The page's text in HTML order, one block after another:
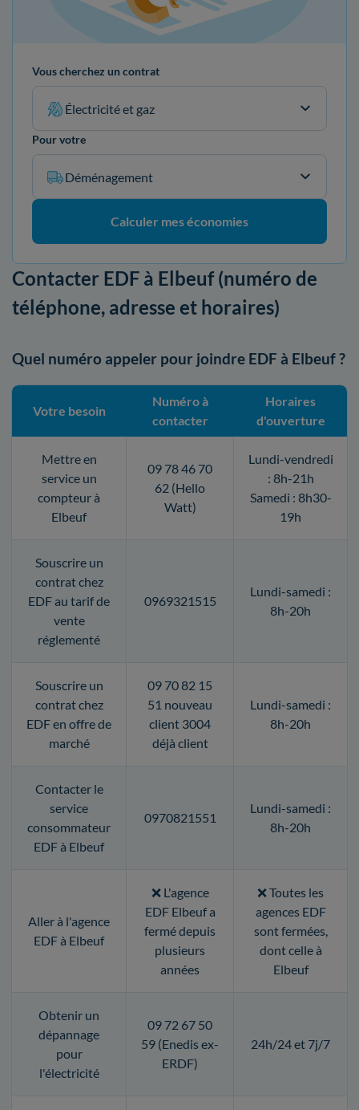
Vous cherchez un contrat
Électricité et gaz
Pour votre
Déménagement
Calculer mes économies
Contacter EDF à Elbeuf (numéro de
téléphone, adresse et horaires)
Quel numéro appeler pour joindre EDF à Elbeuf ?
Votre besoin
Numéro à
contacter
Horaires
d'ouverture
Mettre en
service un
compteur à
Elbeuf
09 78 46 70
62 (Hello
Watt)
Lundi-vendredi
: 8h-21h
Samedi : 8h30-
19h
Souscrire un
contrat chez
EDF au tarif de
vente
réglementé
0969321515
Lundi-samedi :
8h-20h
Souscrire un
contrat chez
EDF en offre de
marché
09 70 82 15
51 nouveau
client 3004
déjà client
Lundi-samedi :
8h-20h
Contacter le
service
consommateur
EDF à Elbeuf
0970821551
Lundi-samedi :
8h-20h
Aller à l'agence
EDF à Elbeuf
❌ L'agence
EDF Elbeuf a
fermé depuis
plusieurs
années
❌ Toutes les
agences EDF
sont fermées,
dont celle à
Elbeuf
Obtenir un
dépannage
pour
l'électricité
09 72 67 50
59 (Enedis ex-
ERDF)
24h/24 et 7j/7